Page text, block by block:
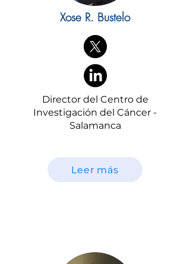
Xose R. Bustelo
Director del Centro de
Investigación del Cáncer -
Salamanca
Leer más